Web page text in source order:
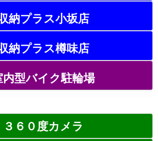
納プラス小坂店
納プラス樽味店
内型バイク駐輪場
３６０度カメラ